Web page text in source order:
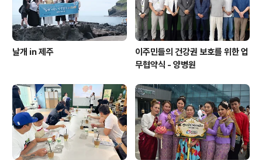
날개 in 제주
이주민들의 건강권 보호를 위한 업
무협약식 - 양병원